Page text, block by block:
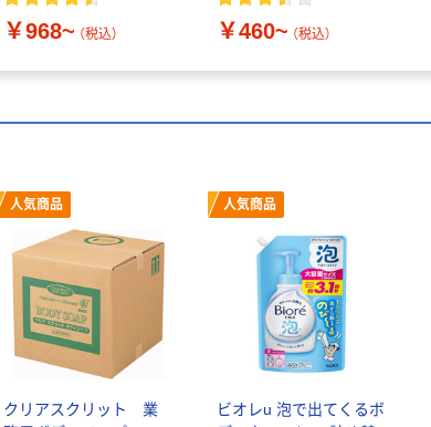
￥968~ （税込） ￥460~ （税込）
人気商品
クリアスクリット 業
人気商品
ビオレu 泡で出てくるボ